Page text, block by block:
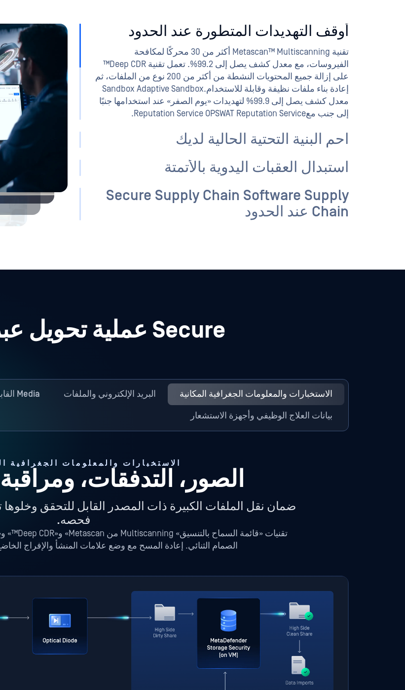
أوقف التهديدات المتطورة عند الحدود
احمِ البنية التحتية الحالية لديك
يمكنك دمجحلول MetaDefender حلول مزودي خدمات «الديود» الحاليين
أو نشرها على Optical Diode الخاصة OPSWAT. نفس محرك أمان
المحتوى، مع أي وسيلة نقل.
استبدال العقبات اليدوية بالأتمتة
Secure Supply Chain Software Supply
Chain عند الحدود
بيانات العلاج الوظيفي وأجهزة الاستشعار
ضمان نقل الملفات الكبيرة ذات المصدر القابل للتحقق
فحصه.
الصمام الثنائي. إعادة المسح مع وضع علامات المنشأ والإفراج